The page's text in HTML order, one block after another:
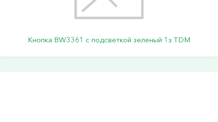
Кнопка BW3361 с подсветкой зеленый 1з TDM